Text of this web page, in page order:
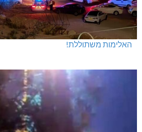
האלימות משתוללת!